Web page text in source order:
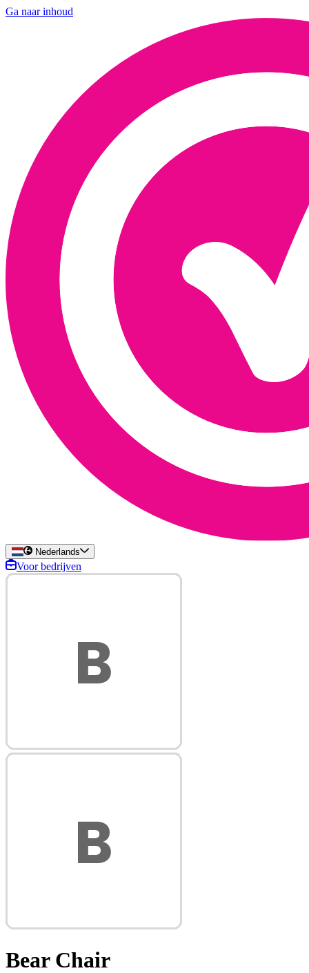
Ga naar inhoud
Nederlands
Voor bedrijven
Bear Chair